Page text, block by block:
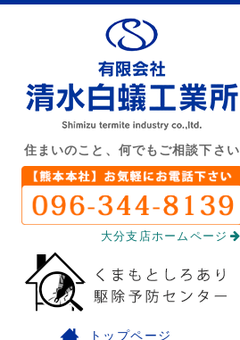
住まいのこと、何でもご相談下さい
大分支店ホームページ
トップページ